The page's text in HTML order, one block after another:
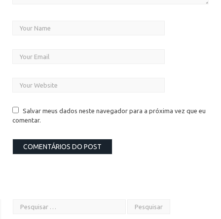
Salvar meus dados neste navegador para a próxima vez que eu
comentar.